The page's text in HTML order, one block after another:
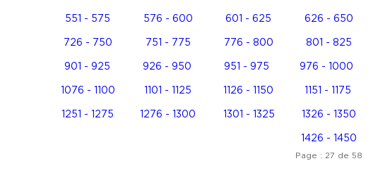
551 - 575 576 - 600 601 - 625 626 - 650
726 - 750 751 - 775 776 - 800 801 - 825
901 - 925 926 - 950 951 - 975 976 - 1000
1076 - 1100 1101 - 1125 1126 - 1150 1151 - 1175
1251 - 1275 1276 - 1300 1301 - 1325 1326 - 1350
1426 - 1450
Page : 27 de 58